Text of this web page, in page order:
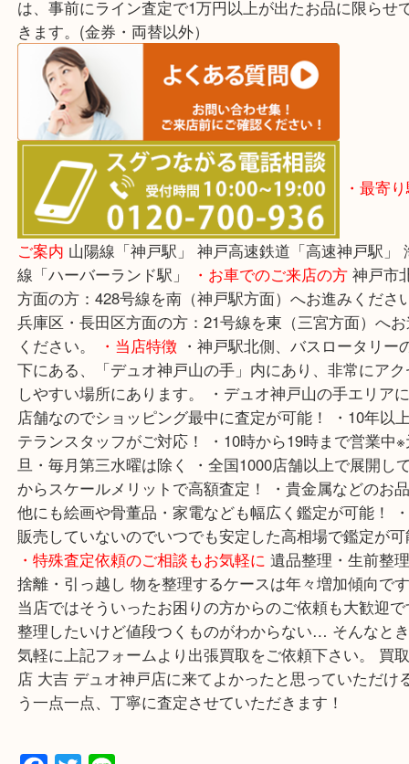
リア☆ 神戸市中央区・長田区・須磨区・神戸市北
区・灘区・芦屋市・明石市・淡路市上記に記載が
でもご相談ください！！
は、事前にライン査定で1万円以上が出たお品に限
きます。(金券・両替以外）
・
ご案内山陽線「神戸駅」 神戸高速鉄道「高速神戸
線「ハーバーランド駅」・お車でのご来店の方神
方面の方：428号線を南（神戸駅方面）へお進みく
兵庫区・長田区方面の方：21号線を東（三宮方面）
ください。・当店特徴・神戸駅北側、バスロータ
下にある、「デュオ神戸山の手」内にあり、非常に
しやすい場所にあります。 ・デュオ神戸山の手エ
店舗なのでショッピング最中に査定が可能！ ・10
テランスタッフがご対応！ ・10時から19時まで営
旦・毎月第三水曜は除く ・全国1000店舗以上で展
からスケールメリットで高額査定！ ・貴金属など